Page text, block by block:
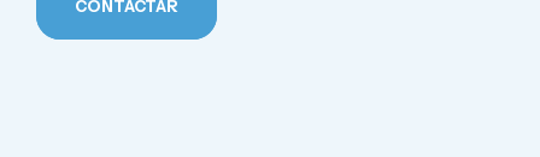
CONTACTAR